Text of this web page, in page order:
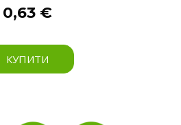
0,63 €
КУПИТИ